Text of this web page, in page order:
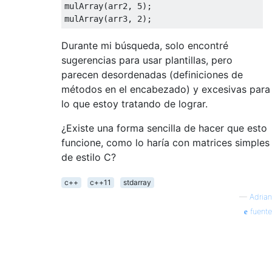
mulArray(arr2 , 5);
mulArray(arr3, 2);
Durante mi búsqueda, solo encontré
sugerencias para usar plantillas, pero
parecen desordenadas (definiciones de
métodos en el encabezado) y excesivas para
lo que estoy tratando de lograr.
¿Existe una forma sencilla de hacer que esto
funcione, como lo haría con matrices simples
de estilo C?
c++ c++11
stdarray
— Adrian
fuente